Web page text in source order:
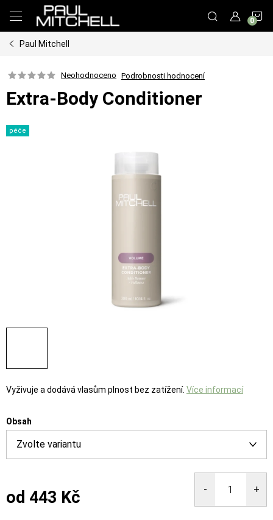
obsah
Paul Mitchell
Neohodnoceno Podrobnosti hodnocení
Extra-Body Conditioner
péče
Vyživuje a dodává vlasům plnost bez zatížení. Více informací
Obsah
od 443 Kč